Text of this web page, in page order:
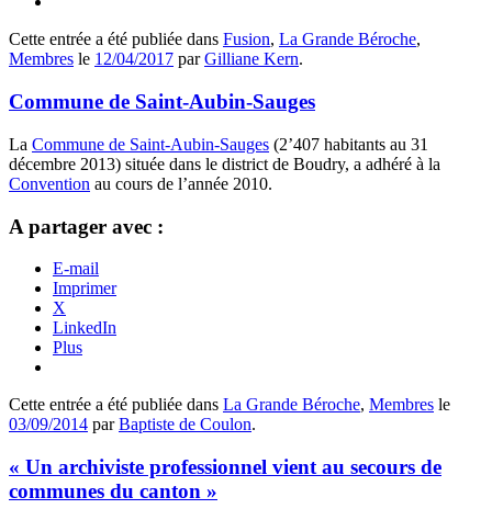
Cette entrée a été publiée dans Fusion, La Grande Béroche,
Membres le 12/04/2017 parGilliane Kern.
Commune de Saint-Aubin-Sauges
La Commune de Saint-Aubin-Sauges (2’407 habitants au 31
décembre 2013) située dans le district de Boudry, a adhéré à la
Convention au cours de l’année 2010.
A partager avec :
E-mail
Imprimer
X
LinkedIn
Plus
Cette entrée a été publiée dans La Grande Béroche, Membres le
03/09/2014 parBaptiste de Coulon.
« Un archiviste professionnel vient au secours de
communes du canton »